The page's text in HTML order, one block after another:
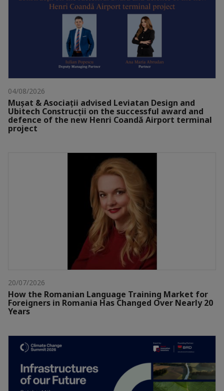
04/08/2026
Mușat & Asociații advised Leviatan Design and
Ubitech Construcții on the successful award and
defence of the new Henri Coandă Airport terminal
project
20/07/2026
How the Romanian Language Training Market for
Foreigners in Romania Has Changed Over Nearly 20
Years